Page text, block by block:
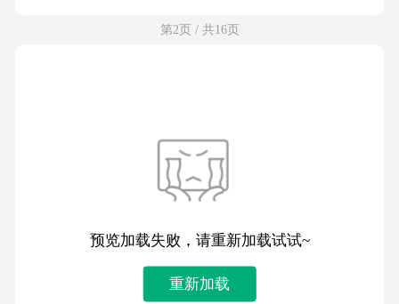
第2页 / 共16页
预览加载失败，请重新加载试试~
重新加载